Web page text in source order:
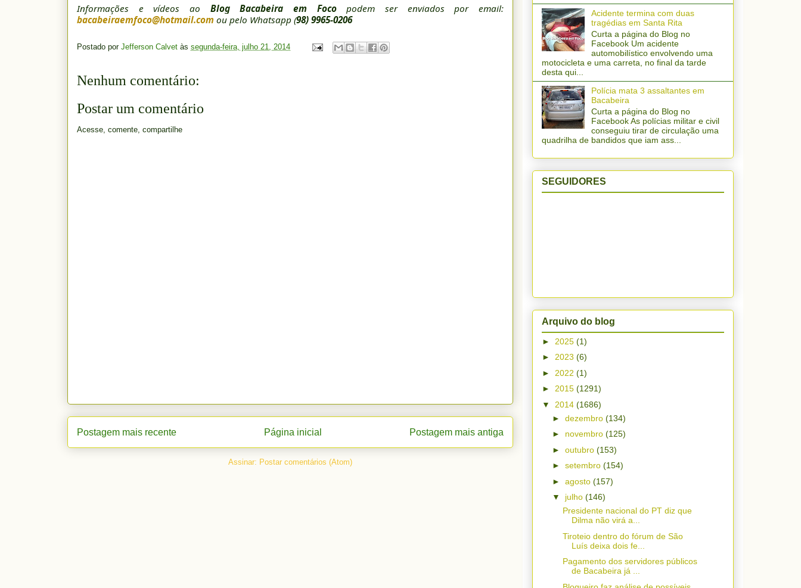
Informações e vídeos ao Blog Bacabeira em Focopodem ser enviados por email:
bacabeiraemfoco@hotmail.com ou pelo Whatsapp (98) 9965-0206
Postado por Jefferson Calvet às segunda-feira, julho 21, 2014
Nenhum comentário:
Postar um comentário
Acesse, comente, compartilhe
Postagem mais recente Postagem mais antiga
Página inicial
Assinar: Postar comentários (Atom)
Acidente termina com duas
tragédias em Santa Rita
Curta a página do Blog no
Facebook Um acidente
automobilístico envolvendo uma
motocicleta e uma carreta, no final da tarde
desta qui...
Polícia mata 3 assaltantes em
Bacabeira
Curta a página do Blog no
Facebook As polícias militar e civil
conseguiu tirar de circulação uma
quadrilha de bandidos que iam ass...
SEGUIDORES
Arquivo do blog
► 2025 (1)
► 2023 (6)
► 2022 (1)
► 2015 (1291)
▼ 2014 (1686)
► dezembro (134)
► novembro (125)
► outubro (153)
► setembro (154)
► agosto (157)
▼ julho (146)
Presidente nacional do PT diz que
Dilma não virá a...
Tiroteio dentro do fórum de São
Luís deixa dois fe...
Pagamento dos servidores públicos
de Bacabeira já ...